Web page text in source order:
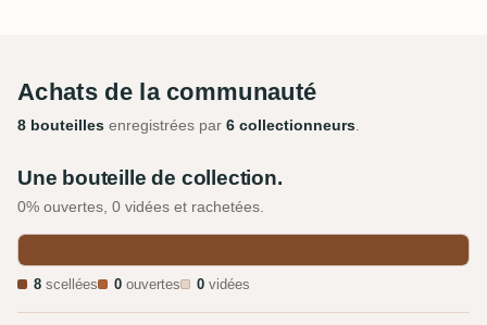
Achats de la communauté
8 bouteilles enregistrées par 6 collectionneurs.
Une bouteille de collection.
0% ouvertes, 0 vidées et rachetées.
8 scellées 0 ouvertes 0 vidées